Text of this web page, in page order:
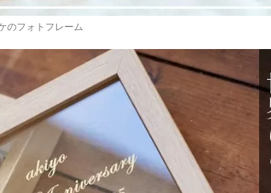
のフォトフレーム